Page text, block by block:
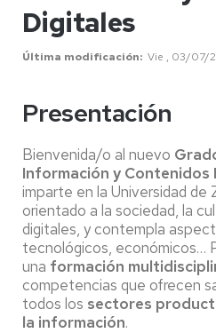
Digitales
Última modificación Vie , 03/07/
Presentación
Bienvenida/o al nuevo
Información y Contenidos
imparte en la Universidad de
orientado a la sociedad, la
digitales, y contempla
tecnológicos, económicos…
una formación
competencias que ofrecen
todos los sectores
la información.